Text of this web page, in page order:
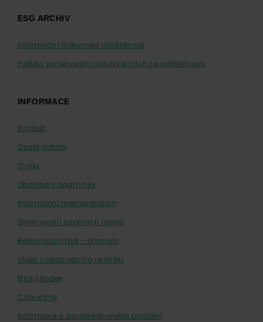
ESG ARCHIV
Informační dokument udržitelnost
Politika začleňování rizik týkajících se udržitelnosti
INFORMACE
Kontakt
Časté dotazy
O nás
Obchodní podmínky
Informační memorandum
Zpracování osobních údajů
Reklamační řád – stížnosti
Výpis z obchodního rejstříku
Etický kodex
Cílové trhy
Informace o zprostředkovateli pojištění